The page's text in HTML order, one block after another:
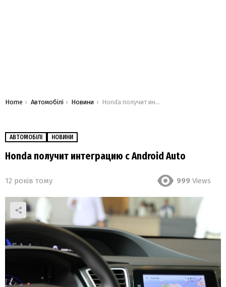
You are here:
Home Автомобілі Новини Honda получит интеграцию с Android Auto
АВТОМОБІЛІ НОВИНИ
Honda получит интеграцию с Android Auto
12 років тому 999 Views